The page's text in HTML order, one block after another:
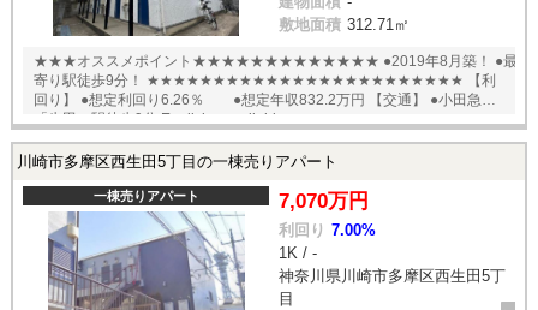
敷地面積 312.71㎡
★★★オススメポイント★★★★★★★★★★★★★ ●2019年8月築！ ●最
寄り駅徒歩9分！ ★★★★★★★★★★★★★★★★★★★★★★★★ 【利
回り】 ●想定利回り6.26％ ●想定年収832.2万円 【交通】 ●小田急線
「生田」駅徒歩9分 English available
川崎市多摩区西生田5丁目の一棟売りアパート
一棟売りアパート 7,070万円
利回り 7.00%
1K / -
神奈川県川崎市多摩区西生田5丁
目